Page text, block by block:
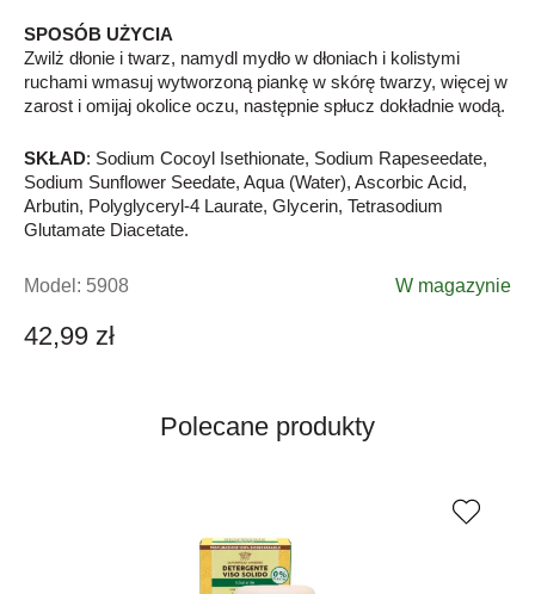
W magazynie
Model: 5908
42,99 zł
SPOSÓB UŻYCIA
Zwilż dłonie i twarz, namydl mydło w dłoniach i kolistymi
ruchami wmasuj wytworzoną piankę w skórę twarzy, więcej w
zarost i omijaj okolice oczu, następnie spłucz dokładnie wodą.
SKŁAD: Sodium Cocoyl Isethionate, Sodium Rapeseedate,
Sodium Sunflower Seedate, Aqua (Water), Ascorbic Acid,
Arbutin, Polyglyceryl-4 Laurate, Glycerin, Tetrasodium
Glutamate Diacetate.
Polecane produkty